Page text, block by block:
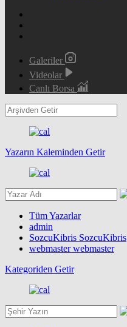
Galeriler
Videolar
Canlı Borsa
Yazarın Kaleminden Getir
Tüm Yazarlar
admin
SozcuKibris SozcuKibris
webmaster webmaster
Kategoriden Getir